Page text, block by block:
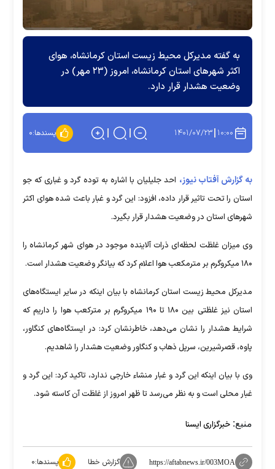
به گفته مدیرکل محیط زیست استان کرمانشاه، هوای
اکثر شهرهای استان کرمانشاه، امروز (۲۳ مهر) در
وضعیت هشدار قرار دارد.
۱۰:۰۰ ۱۴۰۱/۰۷/۲۳ پسندها:۰
به گزارش آفتاب نیوز، احد جلیلیان با اشاره به توده گرد و غباری که جو
استان را تحت تاثیر قرار داده، افزود: این گرد و غبار باعث شده هوای اکثر
شهرهای استان در وضعیت هشدار قرار بگیرد.
وی میزان غلظت لحظه‌ای ذرات آلاینده موجود در هوای شهر کرمانشاه را
۱۸۰ میکروگرم بر مترمکعب هوا اعلام کرد که بیانگر وضعیت هشدار است.
مدیرکل محیط زیست استان کرمانشاه با بیان اینکه در سایر ایستگاه‌های
استان نیز غلظتی بین ۱۸۰ تا ۱۹۰ میکروگرم بر مترکعب هوا را داریم که
شرایط هشدار را نشان می‌دهد، خاطرنشان کرد: در ایستگاه‌های کنگاور،
پاوه، قصرشیرین، سرپل ذهاب و کنگاور وضعیت هشدار را شاهدیم.
وی با بیان اینکه این گرد و غبار منشاء خارجی ندارد، تاکید کرد: این گرد و
غبار محلی است و به نظر می‌رسد تا ظهر امروز از غلظت آن کاسته شود.
منبع: خبرگزاری ایسنا
https://aftabnews.ir/003MOA گزارش خطا پسندها:۰